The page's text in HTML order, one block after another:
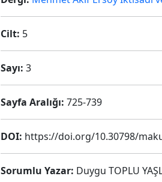
Cilt: 5
Sayı: 3
Sayfa Aralığı: 725-739
DOI: https://doi.org/10.30798/
Sorumlu Yazar: Duygu TOPLU